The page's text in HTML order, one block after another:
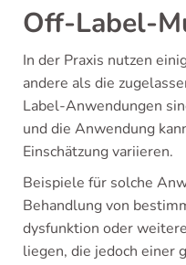
Off-Label-
In der Praxis nutzen
andere als die
Label-Anwendungen
und die Anwendung
Einschätzung variieren.
Beispiele für solche
Behandlung von
dysfunktion oder
liegen, die jedoch einer